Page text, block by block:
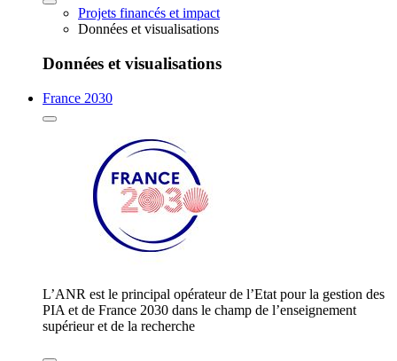
Projets financés et impact
Données et visualisations
Données et visualisations
France 2030
L’ANR est le principal opérateur de l’Etat pour la gestion des
PIA et de France 2030 dans le champ de l’enseignement
supérieur et de la recherche